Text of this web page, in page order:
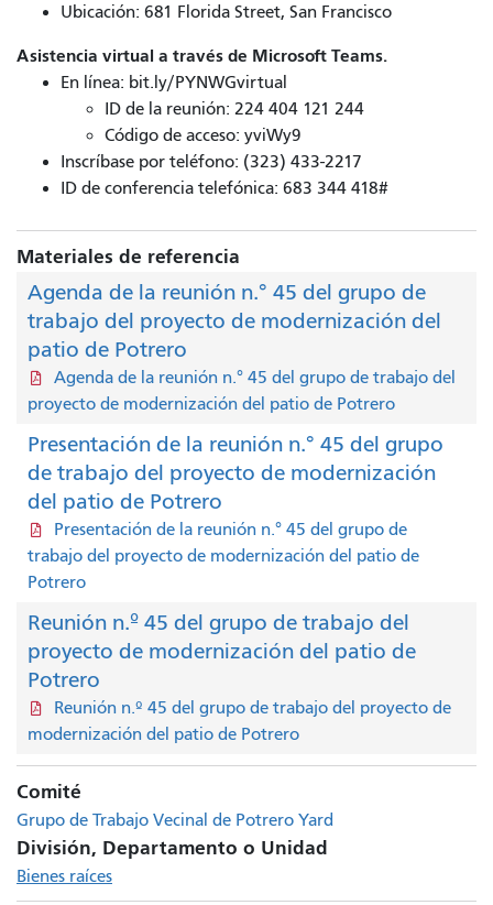
Ubicación: 681 Florida Street, San Francisco
Asistencia virtual a través de Microsoft Teams.
En línea: bit.ly/PYNWGvirtual
ID de la reunión: 224 404 121 244
Código de acceso: yviWy9
Inscríbase por teléfono: (323) 433-2217
ID de conferencia telefónica: 683 344 418#
Materiales de referencia
Agenda de la reunión n.° 45 del grupo de
trabajo del proyecto de modernización del
patio de Potrero
Agenda de la reunión n.° 45 del grupo de trabajo del
proyecto de modernización del patio de Potrero
Presentación de la reunión n.° 45 del grupo
de trabajo del proyecto de modernización
del patio de Potrero
Presentación de la reunión n.° 45 del grupo de
trabajo del proyecto de modernización del patio de
Potrero
Reunión n.º 45 del grupo de trabajo del
proyecto de modernización del patio de
Potrero
Reunión n.º 45 del grupo de trabajo del proyecto de
modernización del patio de Potrero
Comité
Grupo de Trabajo Vecinal de Potrero Yard
División, Departamento o Unidad
Bienes raíces